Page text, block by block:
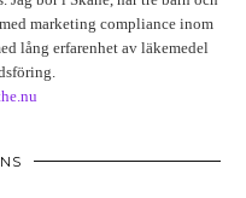
marketing compliance inom
lång erfarenhet av läkemedel